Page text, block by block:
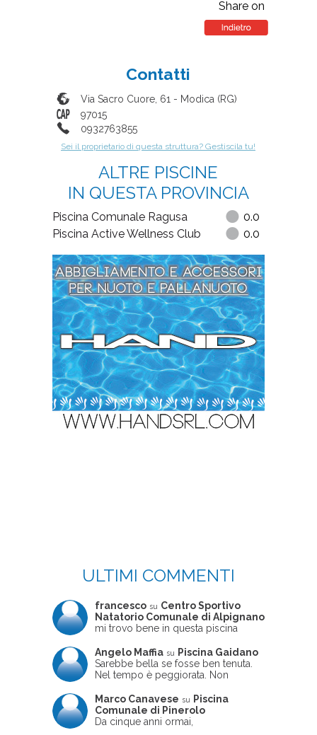
Share on
Contatti
Via Sacro Cuore, 61 - Modica (RG)
97015
0932763855
Sei il proprietario di questa struttura? Gestiscila tu!
ALTRE PISCINE
IN QUESTA PROVINCIA
Piscina Comunale Ragusa
0.0
Piscina Active Wellness Club
0.0
ULTIMI COMMENTI
francesco su Centro Sportivo
Natatorio Comunale di Alpignano
mi trovo bene in questa piscina
Angelo Maffia su
Piscina Gaidano
Sarebbe bella se fosse ben tenuta.
Nel tempo è peggiorata. Non
ne usciva insieme a me non ha
ritrovato le sue scarpe! Peccato
perché potrebbe essere un'ottima
Marco Canavese su
Piscina
Comunale di Pinerolo
Da cinque anni ormai,